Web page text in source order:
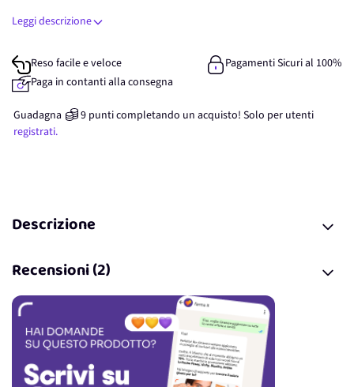
Leggi descrizione
Reso facile e veloce
Pagamenti Sicuri al 100%
Paga in contanti alla consegna
Guadagna 9 punticompletando un acquisto! Solo per utenti
registrati.
Descrizione
Recensioni (2)